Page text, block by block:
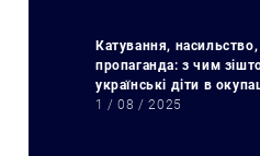
Катування, насильство,
пропаганда: з чим
українські діти в
1 / 08 / 2025